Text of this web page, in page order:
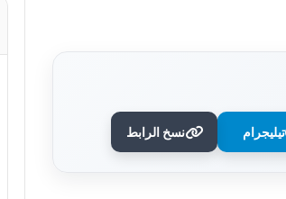
تيليجرام نسخ الرابط
وزير الصحة يُكرم فرق التمريض بعيادات